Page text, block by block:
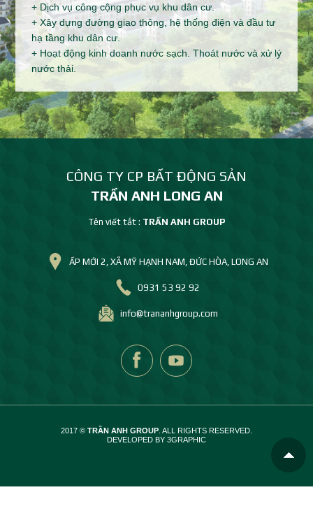
+ Dịch vụ công cộng phục vụ khu dân cư.
+ Xây dựng đường giao thông, hệ thống điện và đầu tư
hạ tầng khu dân cư.
+ Hoạt động kinh doanh nước sạch. Thoát nước và xử lý
nước thải.
CÔNG TY CP BẤT ĐỘNG SẢN
TRẦN ANH LONG AN
Tên viết tắt : TRẦN ANH GROUP
ẤP MỚI 2, XÃ MỸ HẠNH NAM, ĐỨC HÒA, LONG AN
0931 53 92 92
info@trananhgroup.com
2017 © TRẦN ANH GROUP. ALL RIGHTS RESERVED.
DEVELOPED BY 3GRAPHIC